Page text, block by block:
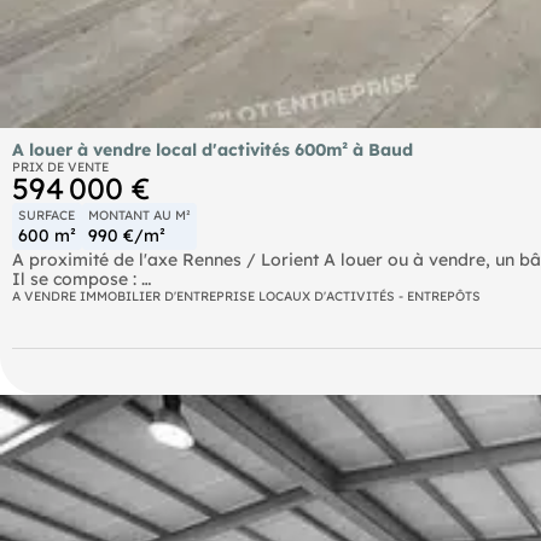
A louer à vendre local d'activités 600m² à Baud
PRIX DE VENTE
594 000 €
SURFACE
600 m²
MONTANT AU M²
990 €/m²
A proximité de l'axe Rennes / Lorient A louer ou à vendre, un
Il se compose :
- d'une partie atelier / entrepôt de 550 m² environ avec porte
manoeuvres Les informations sur les risques naturels, miniers,
disponibles sur le site
A VENDRE IMMOBILIER D'ENTREPRISE LOCAUX D'ACTIVITÉS - ENTREPÔTS